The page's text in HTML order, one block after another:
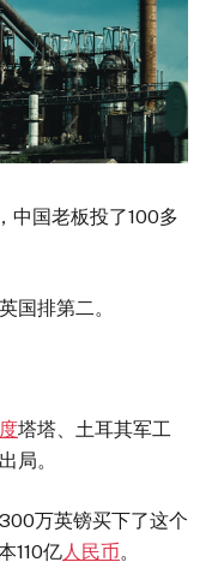
中国老板投了100多
排第二。
塔塔、土耳其军工
局。
万英镑买下了这个
110亿 人民币。